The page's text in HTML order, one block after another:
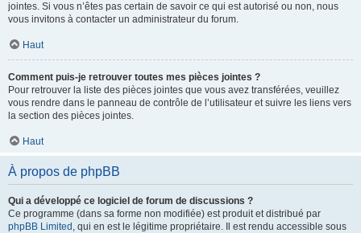
jointes. Si vous n’êtes pas certain de savoir ce qui est autorisé ou non, nous
vous invitons à contacter un administrateur du forum.
Haut
Comment puis-je retrouver toutes mes pièces jointes ?
Pour retrouver la liste des pièces jointes que vous avez transférées, veuillez
vous rendre dans le panneau de contrôle de l’utilisateur et suivre les liens vers
la section des pièces jointes.
Haut
À propos de phpBB
Qui a développé ce logiciel de forum de discussions ?
Ce programme (dans sa forme non modifiée) est produit et distribué par
phpBB Limited , qui en est le légitime propriétaire. Il est rendu accessible sous